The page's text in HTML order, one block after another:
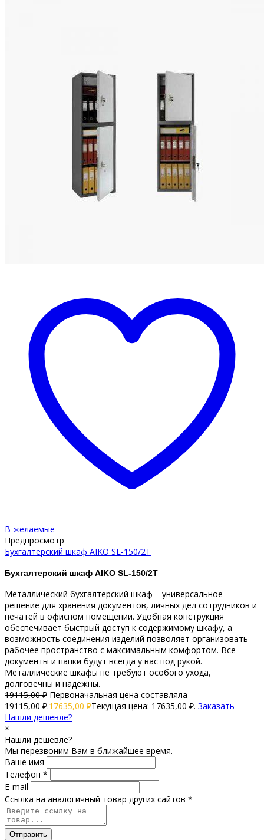
В желаемые
Предпросмотр
Бухгалтерский шкаф AIKO SL-150/2Т
Бухгалтерский шкаф AIKO SL-150/2Т
Металлический бухгалтерский шкаф – универсальное
решение для хранения документов, личных дел сотрудников и
печатей в офисном помещении. Удобная конструкция
обеспечивает быстрый доступ к содержимому шкафу, а
возможность соединения изделий позволяет организовать
рабочее пространство с максимальным комфортом. Все
документы и папки будут всегда у вас под рукой.
Металлические шкафы не требуют особого ухода,
долговечны и надёжны.
19115,00₽ Первоначальная цена составляла
19115,00 ₽.17635,00 ₽Текущая цена: 17635,00 ₽. Заказать
Нашли дешевле?
×
Нашли дешевле?
Мы перезвоним Вам в ближайшее время.
Ваше имя
Телефон *
E-mail
Ссылка на аналогичный товар других сайтов *
Отправить